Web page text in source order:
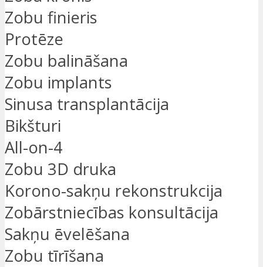
Zobu finieris
Protēze
Zobu balināšana
Zobu implants
Sinusa transplantācija
Bikšturi
All-on-4
Zobu 3D druka
Korono-sakņu rekonstrukcija
Zobārstniecības konsultācija
Sakņu ēvelēšana
Zobu tīrīšana